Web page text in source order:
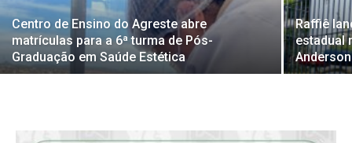
Centro de Ensino do Agreste abre
matrículas para a 6ª turma de Pós-
Graduação em Saúde Estética
Raffiê
estadual